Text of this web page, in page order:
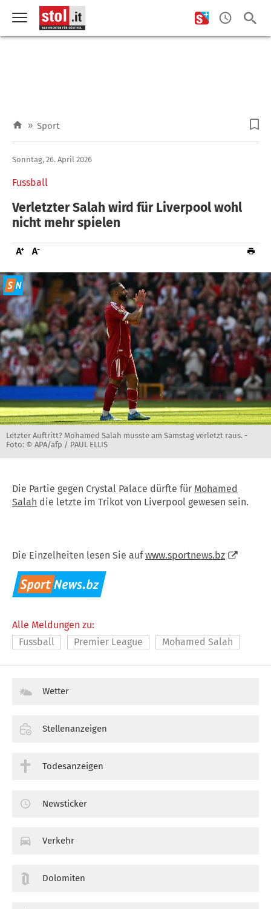
» Sport
Fussball
Sonntag, 26. April 2026
Verletzter Salah wird für Liverpool wohl
nicht mehr spielen
Letzter Auftritt? Mohamed Salah musste am Samstag verletzt raus. -
Foto: © APA/afp / PAUL ELLIS
Die Partie gegen Crystal Palace dürfte für Mohamed
Salah die letzte im Trikot von Liverpool gewesen sein.
Die Einzelheiten lesen Sie aufwww.sportnews.bz
Alle Meldungen zu:
Fussball
Premier League Mohamed Salah
Wetter
Stellenanzeigen
Todesanzeigen
Newsticker
Verkehr
Dolomiten